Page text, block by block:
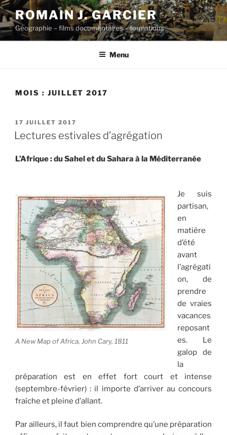
Aller
au
contenu
principal
ROMAIN J. GARCIER
Géographie – films documentaires – formations
Menu
MOIS : JUILLET 2017
PUBLIÉ
LE
17 JUILLET 2017
Lectures estivales d’agrégation
L’Afrique : du Sahel et du Sahara à la Méditerranée
A New Map of Africa, John Cary, 1811
Je suis
partisan,
en
matière
d’été
avant
l’agrégati
on, de
prendre
de vraies
vacances
reposant
es. Le
galop de
la
préparation est en effet fort court et intense
(septembre-février) : il importe d’arriver au concours
fraîche et pleine d’allant.
Par ailleurs, il faut bien comprendre qu’une préparation